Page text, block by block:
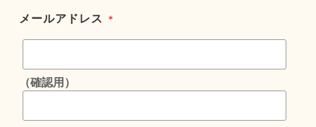
メールアドレス ＊
（確認用）